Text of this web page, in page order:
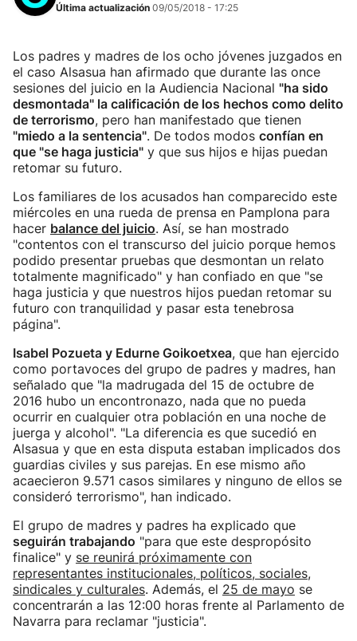
Última actualización 09/05/2018 - 17:25
Los padres y madres de los ocho jóvenes juzgados en
el caso Alsasua han afirmado que durante las once
sesiones del juicio en la Audiencia Nacional "ha sido
desmontada" la calificación de los hechos como delito
de terrorismo, pero han manifestado que tienen
"miedo a la sentencia". De todos modos confían en
que "se haga justicia" y que sus hijos e hijas puedan
retomar su futuro.
Los familiares de los acusados han comparecido este
miércoles en una rueda de prensa en Pamplona para
hacer balance del juicio. Así, se han mostrado
"contentos con el transcurso del juicio porque hemos
podido presentar pruebas que desmontan un relato
totalmente magnificado" y han confiado en que "se
haga justicia y que nuestros hijos puedan retomar su
futuro con tranquilidad y pasar esta tenebrosa
página".
Isabel Pozueta y Edurne Goikoetxea, que han ejercido
como portavoces del grupo de padres y madres, han
señalado que "la madrugada del 15 de octubre de
2016 hubo un encontronazo, nada que no pueda
ocurrir en cualquier otra población en una noche de
juerga y alcohol". "La diferencia es que sucedió en
Alsasua y que en esta disputa estaban implicados dos
guardias civiles y sus parejas. En ese mismo año
acaecieron 9.571 casos similares y ninguno de ellos se
consideró terrorismo", han indicado.
El grupo de madres y padres ha explicado que
seguirán trabajando "para que este despropósito
finalice" y se reunirá próximamente con
representantes institucionales, políticos, sociales,
sindicales y culturales. Además, el 25 de mayo se
concentrarán a las 12:00 horas frente al Parlamento de
Navarra para reclamar "justicia".